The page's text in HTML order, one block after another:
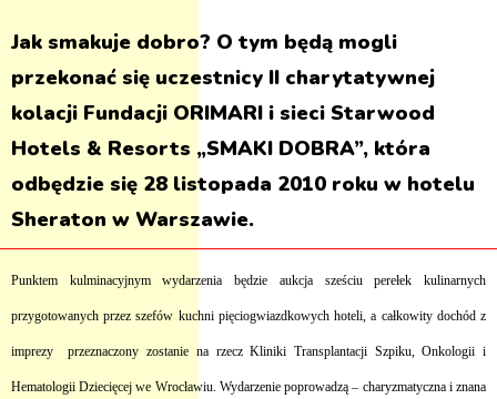
Jak smakuje dobro? O tym będą mogli
przekonać się uczestnicy II charytatywnej
kolacji Fundacji ORIMARI i sieci Starwood
Hotels & Resorts „SMAKI DOBRA”, która
odbędzie się 28 listopada 2010 roku w hotelu
Sheraton w Warszawie.
Punktem kulminacyjnym wydarzenia będzie aukcja sześciu perełek kulinarnych
przygotowanych przez szefów kuchni pięciogwiazdkowych hoteli, a całkowity dochód z
imprezy przeznaczony zostanie na rzecz Kliniki Transplantacji Szpiku, Onkologii i
Hematologii Dziecięcej we Wrocławiu. Wydarzenie poprowadzą – charyzmatyczna i znana